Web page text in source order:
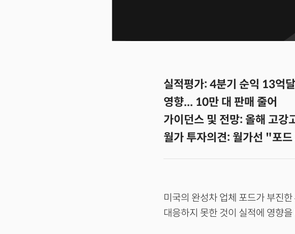
실적평가: 4분기 순익 13억
영향... 10만 대 판매 줄어
가이던스 및 전망: 올해 고강
월가 투자의견: 월가선 "포
미국의 완성차 업체 포드가 부진
대응하지 못한 것이 실적에 영향을